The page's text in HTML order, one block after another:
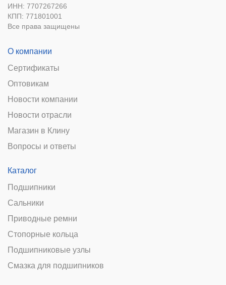
ИНН: 7707267266
КПП: 771801001
Все права защищены
О компании
Сертификаты
Оптовикам
Новости компании
Новости отрасли
Магазин в Клину
Вопросы и ответы
Каталог
Подшипники
Сальники
Приводные ремни
Стопорные кольца
Подшипниковые узлы
Смазка для подшипников